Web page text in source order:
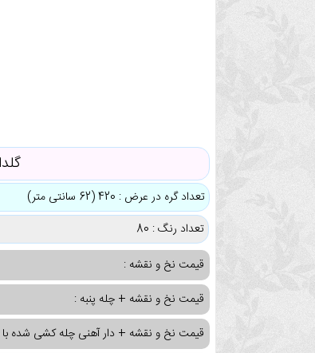
تعداد گره در عرض : 420 (62 سانتی متر)
تعداد رنگ : 80
قیمت نخ و نقشه :
قیمت نخ و نقشه + چله پنبه :
قیمت نخ و نقشه + دار آهنی چله کشی شده با